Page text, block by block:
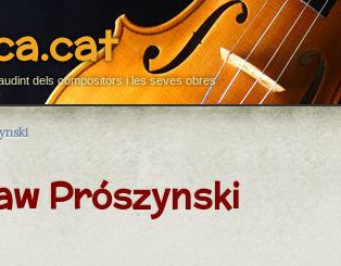
dels compositors i les seves obres
Prószynski